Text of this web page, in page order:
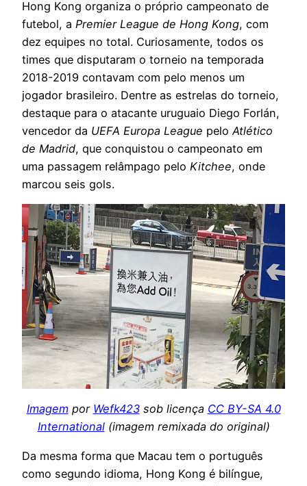
Hong Kong organiza o próprio campeonato de
futebol, a Premier League de Hong Kong, com
dez equipes no total. Curiosamente, todos os
times que disputaram o torneio na temporada
2018-2019 contavam com pelo menos um
jogador brasileiro. Dentre as estrelas do torneio,
destaque para o atacante uruguaio Diego Forlán,
vencedor da UEFA Europa League pelo Atlético
de Madrid, que conquistou o campeonato em
uma passagem relâmpago pelo Kitchee, onde
marcou seis gols.
Imagempor Wefk423sob licença CC BY-SA 4.0
International(imagem remixada do original)
Da mesma forma que Macau tem o português
como segundo idioma, Hong Kong é bilíngue,